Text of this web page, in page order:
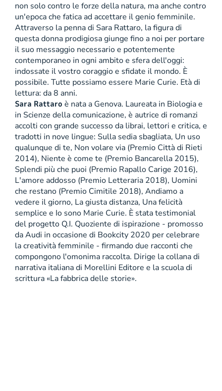
non solo contro le forze della natura, ma anche contro
un'epoca che fatica ad accettare il genio femminile.
Attraverso la penna di Sara Rattaro, la figura di
questa donna prodigiosa giunge fino a noi per portare
il suo messaggio necessario e potentemente
contemporaneo in ogni ambito e sfera dell'oggi:
indossate il vostro coraggio e sfidate il mondo. È
possibile. Tutte possiamo essere Marie Curie. Età di
lettura: da 8 anni.
Sara Rattaro è nata a Genova. Laureata in Biologia e
in Scienze della comunicazione, è autrice di romanzi
accolti con grande successo da librai, lettori e critica, e
tradotti in nove lingue: Sulla sedia sbagliata, Un uso
qualunque di te, Non volare via (Premio Città di Rieti
2014), Niente è come te (Premio Bancarella 2015),
Splendi più che puoi (Premio Rapallo Carige 2016),
L'amore addosso (Premio Letteraria 2018), Uomini
che restano (Premio Cimitile 2018), Andiamo a
vedere il giorno, La giusta distanza, Una felicità
semplice e Io sono Marie Curie. È stata testimonial
del progetto Q.I. Quoziente di ispirazione - promosso
da Audi in occasione di Bookcity 2020 per celebrare
la creatività femminile - firmando due racconti che
compongono l'omonima raccolta. Dirige la collana di
narrativa italiana di Morellini Editore e la scuola di
scrittura «La fabbrica delle storie».